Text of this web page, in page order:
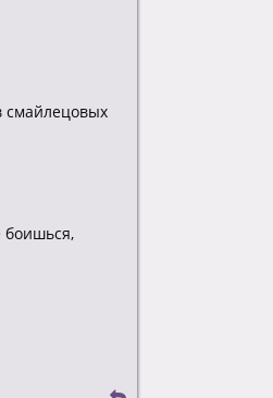
смайлецовых
боишься,